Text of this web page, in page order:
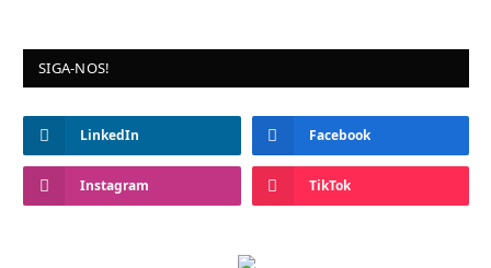
SIGA-NOS!
LinkedIn Facebook
Instagram TikTok